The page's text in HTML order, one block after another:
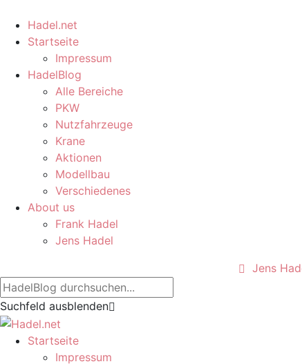
Hadel.net
Startseite
Impressum
HadelBlog
Alle Bereiche
PKW
Nutzfahrzeuge
Krane
Aktionen
Modellbau
Verschiedenes
About us
Frank Hadel
Jens Hadel
Jens
Suchfeld ausblenden
Startseite
Impressum